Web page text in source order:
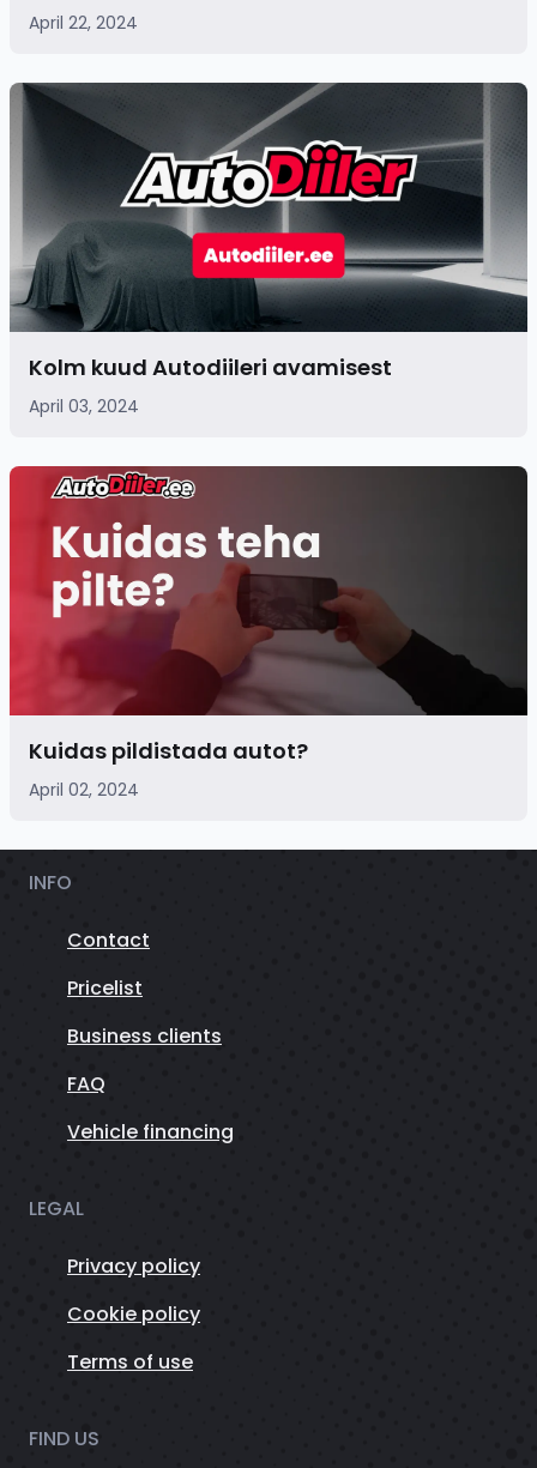
April 22, 2024
Kolm kuud Autodiileri avamisest
April 03, 2024
Kuidas pildistada autot?
April 02, 2024
INFO
Contact
Pricelist
Business clients
FAQ
Vehicle financing
LEGAL
Privacy policy
Cookie policy
Terms of use
FIND US